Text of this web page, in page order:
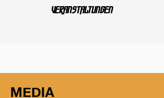
Veranstaltungen
MEDIA